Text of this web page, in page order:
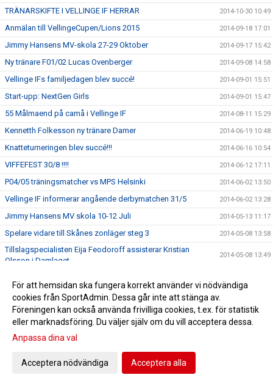
TRÄNARSKIFTE I VELLINGE IF HERRAR 2014-10-30 10:49
Anmälan till VellingeCupen/Lions 2015 2014-09-18 17:01
Jimmy Hansens MV-skola 27-29 Oktober 2014-09-17 15:42
Ny tränare F01/02 Lucas Ovenberger 2014-09-08 14:58
Vellinge IFs familjedagen blev succé! 2014-09-01 15:51
Start-upp: NextGen Girls 2014-09-01 15:47
55 Målmaend på camå i Vellinge IF 2014-08-11 15:29
Kennetth Folkesson ny tränare Damer 2014-06-19 10:48
Knatteturneringen blev succé!!! 2014-06-16 10:54
VIFFEFEST 30/8 !!!! 2014-06-12 17:11
P04/05 träningsmatcher vs MPS Helsinki 2014-06-02 13:50
Vellinge IF informerar angående derbymatchen 31/5 2014-06-02 13:28
Jimmy Hansens MV skola 10-12 Juli 2014-05-13 11:17
Spelare vidare till Skånes zonläger steg 3 2014-05-08 13:58
Tillslagspecialisten Eija Feodoroff assisterar Kristian
Olsson i Damlaget
2014-05-08 13:49
VellingeCupen Lions 2014 !!!
Linus Fridolf har på nytt blivit uttagen till P96-landslaget 2014-02-25 12:57
VellingeCup Lions VECKA 8
DRAGNINGSLISTA
MV Skola med Jimmy Hansen 29.-30.Mars
För att hemsidan ska fungera korrekt använder vi nödvändiga
cookies från SportAdmin. Dessa går inte att stänga av.
Föreningen kan också använda frivilliga cookies, t.ex. för statistik
eller marknadsföring. Du väljer själv om du vill acceptera dessa.
Anpassa dina val
Acceptera nödvändiga Acceptera alla